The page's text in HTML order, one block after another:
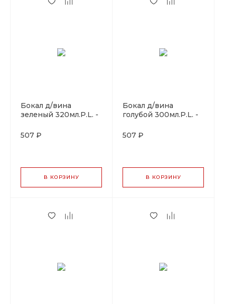
Бокал д/вина
зеленый 320мл.P.L. -
507 ₽
В КОРЗИНУ
Бокал д/вина
голубой 300мл.P.L. -
507 ₽
В КОРЗИНУ